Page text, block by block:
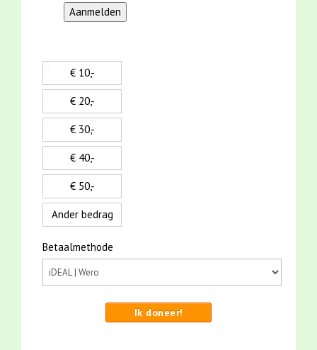
€ 10,-
€ 20,-
€ 30,-
€ 40,-
€ 50,-
Ander bedrag
Betaalmethode
Ik doneer!